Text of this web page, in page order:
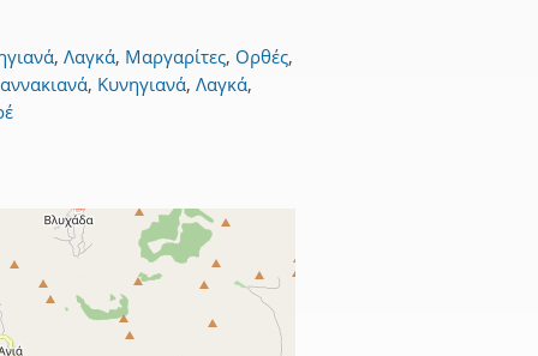
, Λαγκά, Μαργαρίτες, Ορθές,
, Κυνηγιανά, Λαγκά,